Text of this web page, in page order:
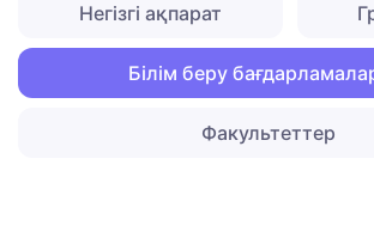
Негізгі ақпарат
Білім беру
Факультеттер